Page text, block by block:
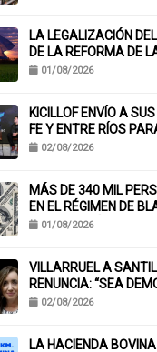
LA LEGALIZACIÓN
DE LA REFORMA DE
01/08/2026
KICILLOF ENVÍO A
FE Y ENTRE RÍOS
ARMADO NACIONAL
02/08/2026
MÁS DE 340 MIL
EN EL RÉGIMEN DE
DEL COLCHÓN»
01/08/2026
VILLARRUEL A
RENUNCIA: “SEA
EL VOTO POPULAR”
02/08/2026
LA HACIENDA